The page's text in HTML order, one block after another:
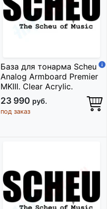
База для тонарма Scheu
Analog Armboard Premier
MKIII. Clear Acrylic.
23 990 руб.
под заказ